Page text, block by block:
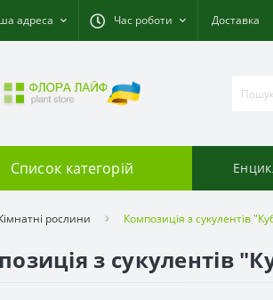
адреса Час роботи Доставка
Список категорій
рослини Композиція з сукулентів
з сукулентів